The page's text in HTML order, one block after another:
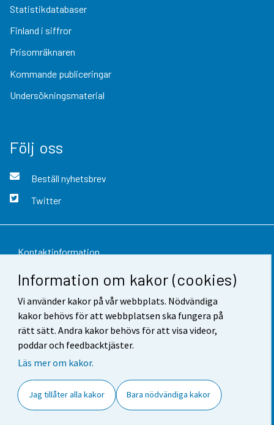
Information om kakor (cookies)
Vi använder kakor på vår webbplats. Nödvändiga
kakor behövs för att webbplatsen ska fungera på
rätt sätt. Andra kakor behövs för att visa videor,
poddar och feedbacktjäster.
Läs mer om kakor.
Jag tillåter alla kakor Bara nödvändiga kakor
Statistikdatabaser
Finland i siffror
Prisomräknaren
Kommande publiceringar
Undersökningsmaterial
Följ oss
Beställ nyhetsbrev
Twitter
Kontaktinformation
Respons
Användarvillkor
Dataskydd
Tillgänglighet
Cookie-inställningar